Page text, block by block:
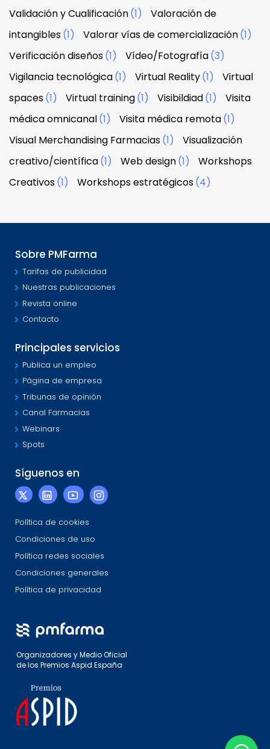
Validación y Cualificación(1)
Valoración de
intangibles(1) Valorar vías de comercialización(1)
Verificación diseños(1) Vídeo/Fotografía(3)
Vigilancia tecnológica(1) Virtual Reality(1)
Virtual
spaces(1) Virtual training(1) Visibildiad(1)
Visita
médica omnicanal(1) Visita médica remota(1)
Visual Merchandising Farmacias(1)
Visualización
creativo/científica(1) Web design(1)
Workshops
Creativos(1) Workshops estratégicos(4)
Sobre PMFarma
Tarifas de publicidad
Nuestras publicaciones
Revista online
Contacto
Principales servicios
Publica un empleo
Página de empresa
Tribunas de opinión
Canal Farmacias
Webinars
Spots
Síguenos en
Política de cookies
Condiciones de uso
Política redes sociales
Condiciones generales
Política de privacidad
Organizadores y Medio Oficial
de los Premios Aspid España